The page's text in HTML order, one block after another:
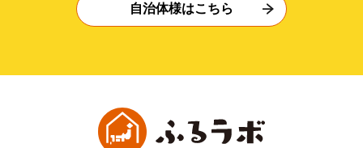
自治体様はこちら